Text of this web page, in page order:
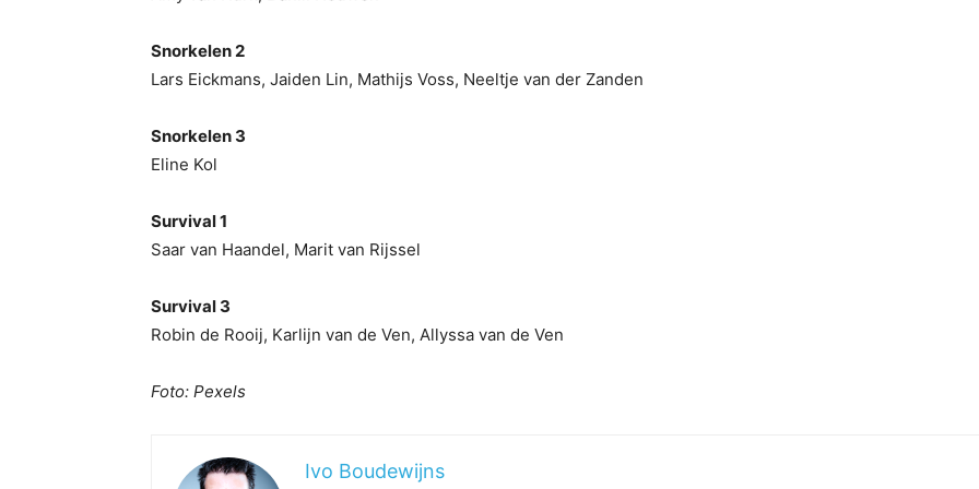
Snorkelen 2
Lars Eickmans, Jaiden Lin, Mathijs Voss, Neeltje van der Zanden
Snorkelen 3
Eline Kol
Survival 1
Saar van Haandel, Marit van Rijssel
Survival 3
Robin de Rooij, Karlijn van de Ven, Allyssa van de Ven
Foto: Pexels
Ivo Boudewijns